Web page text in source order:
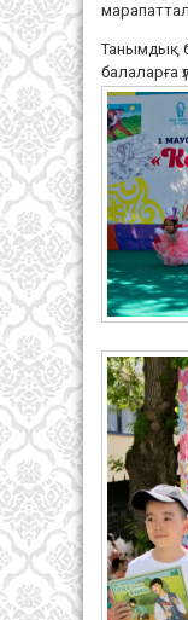
Танымдық
балаларға